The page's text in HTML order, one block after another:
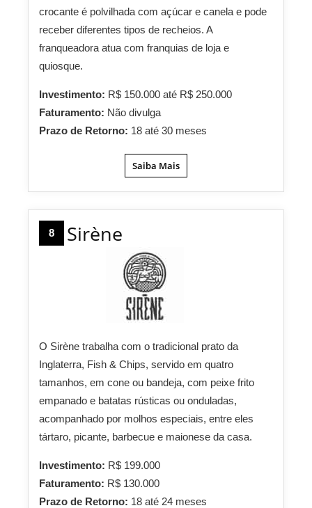
crocante é polvilhada com açúcar e canela e pode
receber diferentes tipos de recheios. A
franqueadora atua com franquias de loja e
quiosque.
Investimento: R$ 150.000 até R$ 250.000
Faturamento: Não divulga
Prazo de Retorno: 18 até 30 meses
Saiba Mais
8 Sirène
O Sirène trabalha com o tradicional prato da
Inglaterra, Fish & Chips, servido em quatro
tamanhos, em cone ou bandeja, com peixe frito
empanado e batatas rústicas ou onduladas,
acompanhado por molhos especiais, entre eles
tártaro, picante, barbecue e maionese da casa.
Investimento: R$ 199.000
Faturamento: R$ 130.000
Prazo de Retorno: 18 até 24 meses